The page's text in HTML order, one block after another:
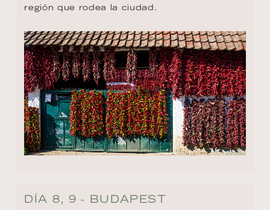
región que rodea la ciudad.
DÍA 8, 9 - BUDAPEST